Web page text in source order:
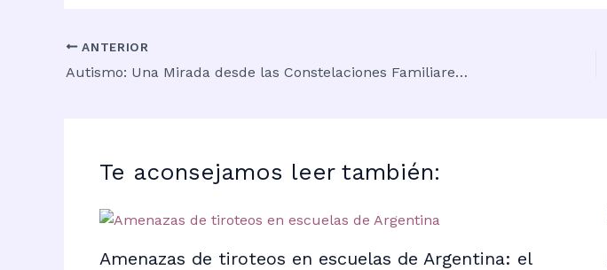
ANTERIOR
Autismo: Una Mirada desde las Constelaciones Familiares y la Nueva Medicina Germánica
Te aconsejamos leer también:
Amenazas de tiroteos en escuelas de Argentina: el